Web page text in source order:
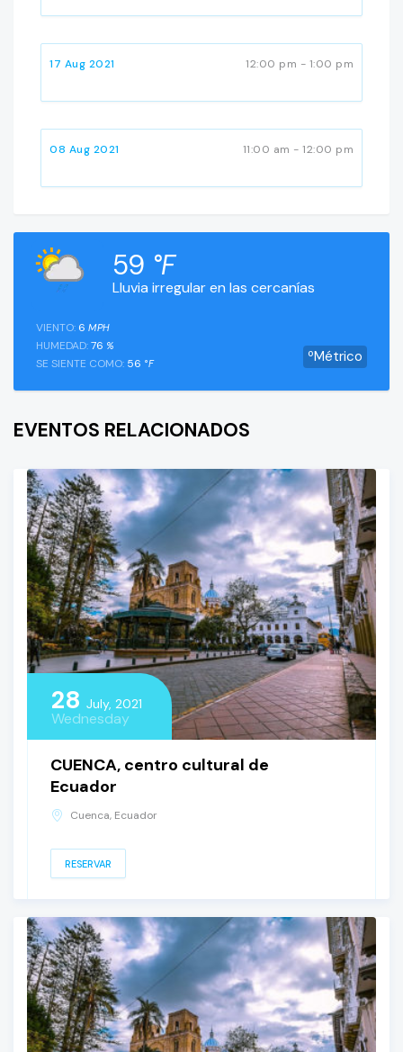
08 Aug 2021 11:00 am - 12:00 pm
17 Aug 2021 12:00 pm - 1:00 pm
Lluvia irregular en las cercanías
59 °F
ºMétrico
VIENTO: 6 MPH
HUMEDAD:76 %
SE SIENTE COMO: 56 °F
EVENTOS RELACIONADOS
28 July, 2021
Wednesday
CUENCA, centro cultural de
Ecuador
Cuenca, Ecuador
RESERVAR